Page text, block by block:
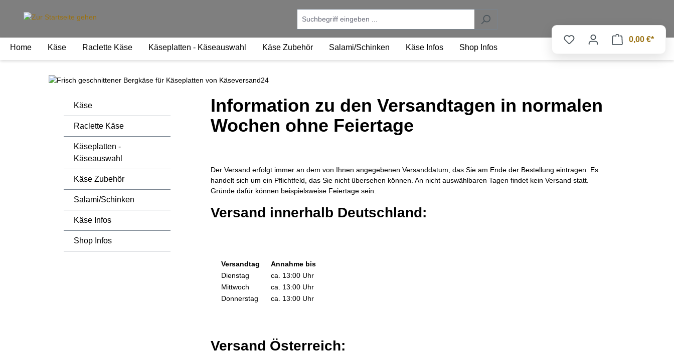
0,00 €*
Home
Käse Raclette Käse Käseplatten - Käseauswahl Käse Zubehör Salami/Schinken Käse Infos Shop Infos
Käse
Raclette Käse
Käseplatten -
Käseauswahl
Käse Zubehör
Salami/Schinken
Käse Infos
Shop Infos
Information zu den Versandtagen in normalen
Wochen ohne Feiertage
Der Versand erfolgt immer an dem von Ihnen angegebenen Versanddatum, das Sie am Ende der Bestellung eintragen. Es
handelt sich um ein Pflichtfeld, das Sie nicht übersehen können. An nicht auswählbaren Tagen findet kein Versand statt.
Gründe dafür können beispielsweise Feiertage sein.
Versand innerhalb Deutschland:
Versandtag
Annahme bis
Dienstag
ca. 13:00 Uhr
Mittwoch
ca. 13:00 Uhr
Donnerstag
ca. 13:00 Uhr
Versand Österreich: